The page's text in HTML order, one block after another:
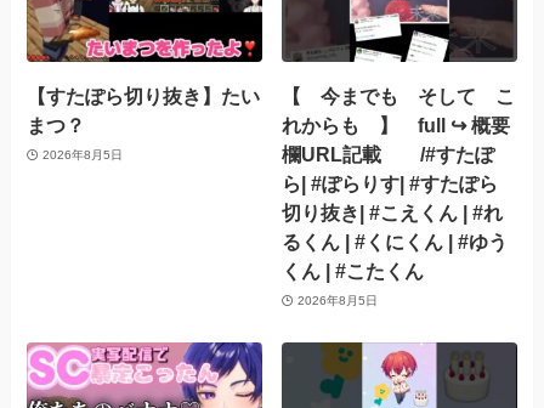
【すたぽら切り抜き】たい
まつ？
2026年8月5日
【 今までも そして こ
れからも 】 full ↪︎ 概要
欄URL記載 /#すたぽ
ら| #ぽらりす| #すたぽら
切り抜き| #こえくん | #れ
るくん | #くにくん | #ゆう
くん | #こたくん
2026年8月5日